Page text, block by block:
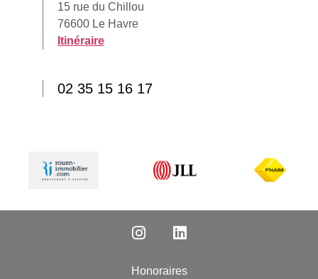
15 rue du Chillou
76600 Le Havre
Itinéraire
02 35 15 16 17
Honoraires